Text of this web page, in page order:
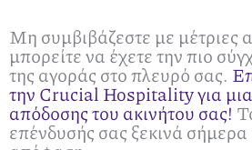
Μη συμβιβάζεστε με μέτριες
μπορείτε να έχετε την πιο
της αγοράς στο πλευρό σας.
την Crucial Hospitality για
απόδοσης του ακινήτου σας!
επένδυσής σας ξεκινά